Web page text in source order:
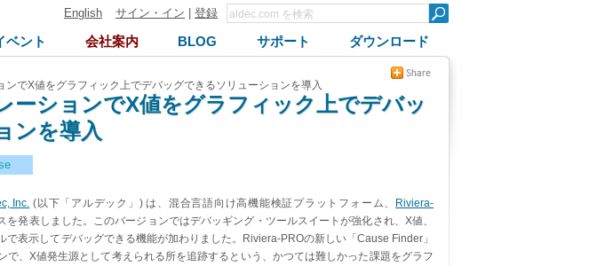
English サイン・イン 登録
ベント 会社案内 BLOG サポート ダウンロード
ンでX値をグラフィック上でデバッグできるソリューションを導入
ーションでX値をグラフィック上でデバッ
ンを導入
Inc. (以下「アルデック」) は、混合言語向け高機能検証プラットフォーム、
Riviera-
発表しました。このバージョンではデバッギング・ツールスイートが強化され、X値、
で表示してデバッグできる機能が加わりました。Riviera-PROの新しい「Cause Finder」
で、X値発生源として考えられる所を追跡するという、かつては難しかった課題をグラフ